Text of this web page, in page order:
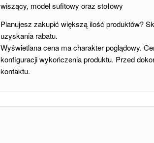
wiszący, model sufitowy oraz stołowy
Planujesz zakupić większą ilość produktów?
uzyskania rabatu.
Wyświetlana cena ma charakter poglądowy.
konfiguracji wykończenia produktu. Przed
kontaktu.